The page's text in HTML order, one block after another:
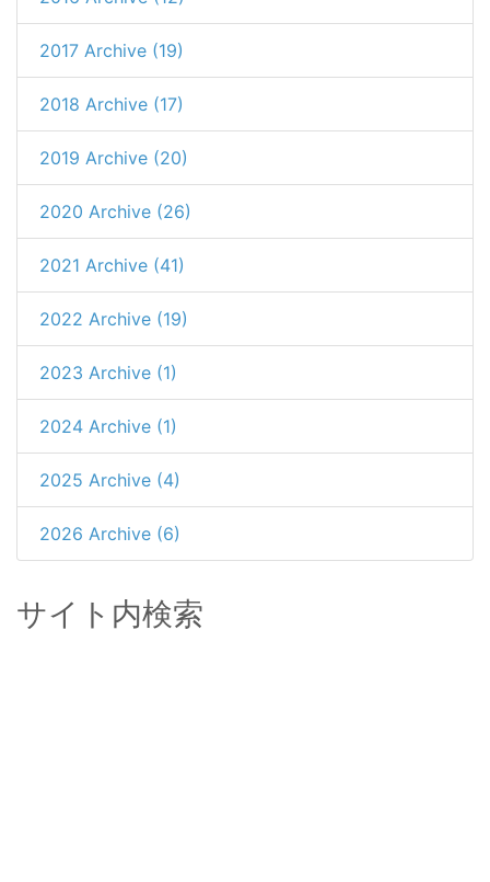
2017 Archive (19)
2018 Archive (17)
2019 Archive (20)
2020 Archive (26)
2021 Archive (41)
2022 Archive (19)
2023 Archive (1)
2024 Archive (1)
2025 Archive (4)
2026 Archive (6)
サイト内検索